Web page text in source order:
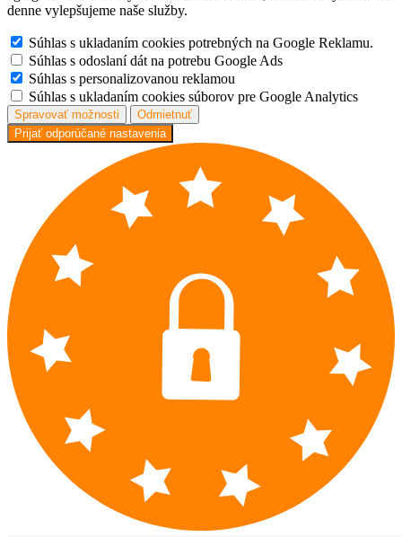
denne vylepšujeme naše služby.
Súhlas s ukladaním cookies potrebných na Google Reklamu.
Súhlas s odoslaní dát na potrebu Google Ads
Súhlas s personalizovanou reklamou
Súhlas s ukladaním cookies súborov pre Google Analytics
Spravovať možnosti
Odmietnuť
Prijať odporúčané nastavenia